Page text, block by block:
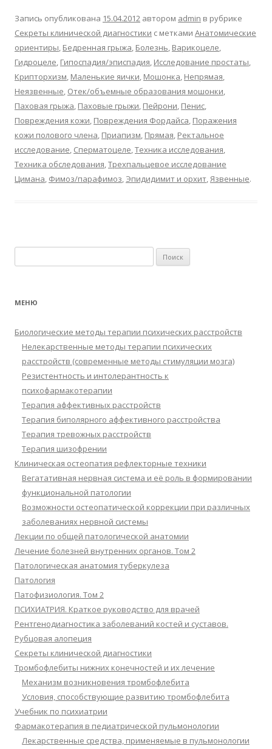
Запись опубликована 15.04.2012 автором admin в рубрике
Секреты клинической диагностики с метками Анатомические
ориентиры, Бедренная грыжа, Болезнь, Варикоцеле,
Гидроцеле, Гипоспадия/эписпадия, Исследование простаты,
Крипторхизм, Маленькие яички, Мошонка, Непрямая,
Неязвенные, Отек/объемные образования мошонки,
Паховая грыжа, Паховые грыжи, Пейрони, Пенис,
Повреждения кожи, Повреждения Фордайса, Поражения
кожи полового члена, Приапизм, Прямая, Ректальное
исследование, Сперматоцеле,Техника исследования,
Техника обследования,Трехпальцевое исследование
Цимана, Фимоз/парафимоз, Эпидидимит и орхит,Язвенные.
МЕНЮ
Биологические методы терапии психических расстройств
Нелекарственные методы терапии психических
расстройств (современные методы стимуляции мозга)
Резистентность и интолерантность к
психофармакотерапии
Терапия аффективных расстройств
Терапия биполярного аффективного расстройства
Терапия тревожных расстройств
Терапия шизофрении
Клиническая остеопатия рефлекторные техники
Вегатативная нервная система и её роль в формировании
функциональной патологии
Возможности остеопатической коррекции при различных
заболеваниях нервной системы
Лекции по общей патологической анатомии
Лечение болезней внутренних органов. Том 2
Патологическая анатомия туберкулеза
Патология
Патофизиология. Том 2
ПСИХИАТРИЯ. Краткое руководство для врачей
Рентгенодиагностика заболеваний костей и суставов.
Рубцовая алопеция
Секреты клинической диагностики
Тромбофлебиты нижних конечностей и их лечение
Механизм возникновения тромбофлебита
Условия, способствующие развитию тромбофлебита
Учебник по психиатрии
Фармакотерапия в педиатрической пульмонологии
Лекарственные средства, применяемые в пульмонологии